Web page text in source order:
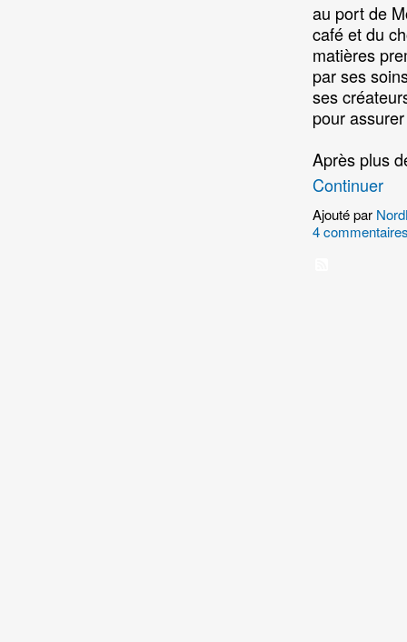
au port de
café et du
matières
par ses
ses
pour
Après plus
Continuer
Ajouté par
4